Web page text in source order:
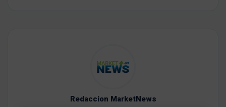
Redaccion MarketNews